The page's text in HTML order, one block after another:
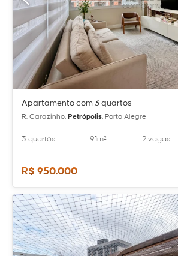
Apartamento com 3 quartos
R. Carazinho, Petrópolis, Porto Alegre
3 quartos 91m² 2 vagas
R$ 950.000